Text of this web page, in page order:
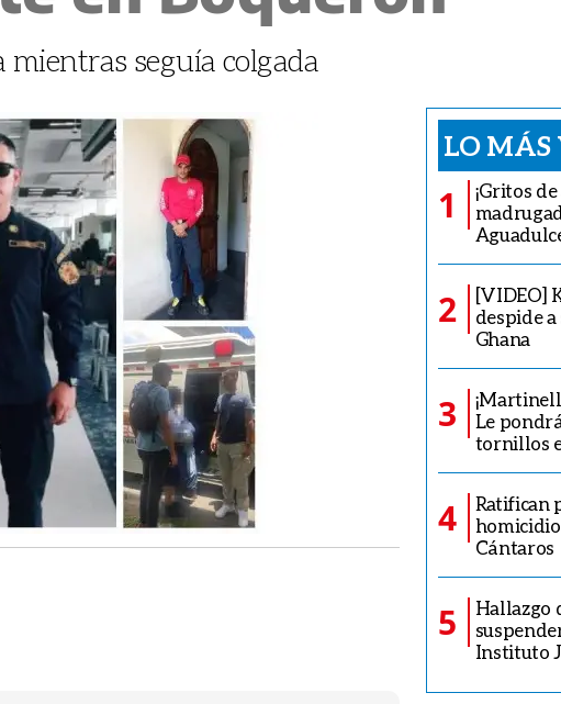
seguía colgada
LO MÁS
1
¡Gritos
2
[VIDEO]
despide
Ghana
3
Le
tornillos
4
Ratifican
Cántaros
5
Hallazgo
Instituto